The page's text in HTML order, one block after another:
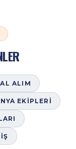
ALIM
EKIPLERI